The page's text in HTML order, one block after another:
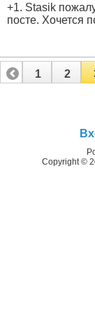
+1. Stasik
посте. Хочется
1 2
Copyright ©